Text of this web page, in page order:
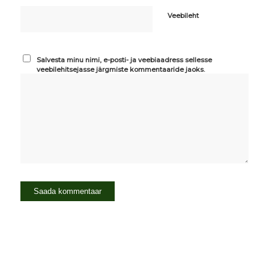
Veebileht
Salvesta minu nimi, e-posti- ja veebiaadress sellesse
veebilehitsejasse järgmiste kommentaaride jaoks.